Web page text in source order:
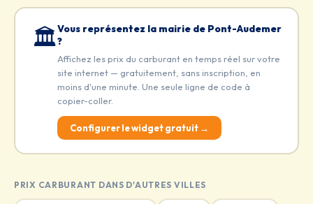
🏛️Vous représentez la mairie de Pont-Audemer
?
Affichez les prix du carburant en temps réel sur votre
site internet — gratuitement, sans inscription, en
moins d'une minute. Une seule ligne de code à
copier-coller.
Configurer le widget gratuit →
PRIX CARBURANT DANS D'AUTRES VILLES